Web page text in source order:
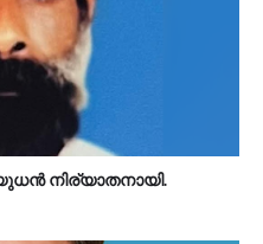
നിര്യാതനായി.